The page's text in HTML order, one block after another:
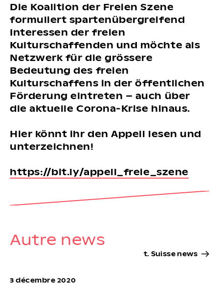
Die Koalition der Freien Szene
formuliert spartenübergreifend
Interessen der freien
Kulturschaffenden und möchte als
Netzwerk für die grössere
Bedeutung des freien
Kulturschaffens in der öffentlichen
Förderung eintreten – auch über
die aktuelle Corona-Krise hinaus.
Hier könnt ihr den Appell lesen und
unterzeichnen!
https://bit.ly/appell_freie_szene
Autre news
t. Suisse news
3 décembre 2020